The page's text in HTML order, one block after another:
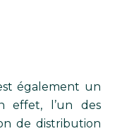
également un
effet, l’un des
de distribution